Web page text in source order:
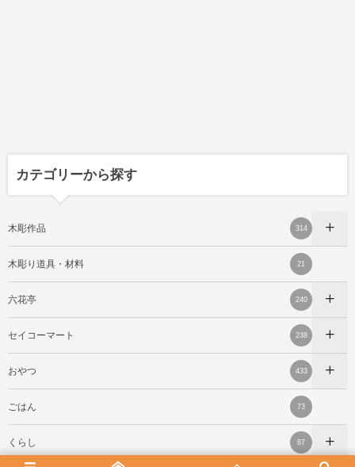
カテゴリーから探す
木彫作品 314
木彫り道具・材料 21
六花亭 240
セイコーマート 238
おやつ 433
ごはん 73
くらし 87